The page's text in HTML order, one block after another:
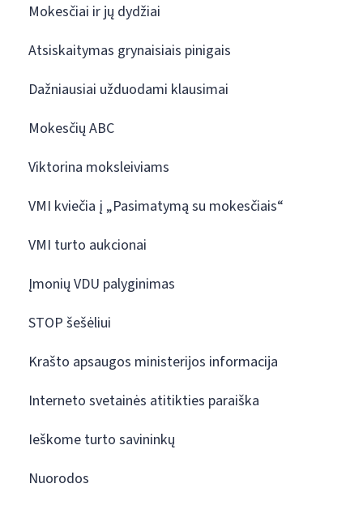
Mokesčiai ir jų dydžiai
Atsiskaitymas grynaisiais pinigais
Dažniausiai užduodami klausimai
Mokesčių ABC
Viktorina moksleiviams
VMI kviečia į „Pasimatymą su mokesčiais“
VMI turto aukcionai
Įmonių VDU palyginimas
STOP šešėliui
Krašto apsaugos ministerijos informacija
Interneto svetainės atitikties paraiška
Ieškome turto savininkų
Nuorodos